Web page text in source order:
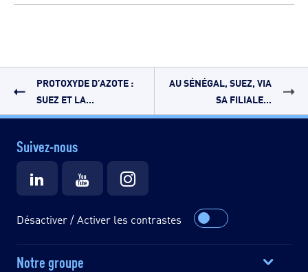
PROTOXYDE D’AZOTE :
SUEZ ET LA...
AU SÉNÉGAL, SUEZ, VIA
SA FILIALE...
Suivez-nous
Désactiver / Activer les contrastes
Notre groupe